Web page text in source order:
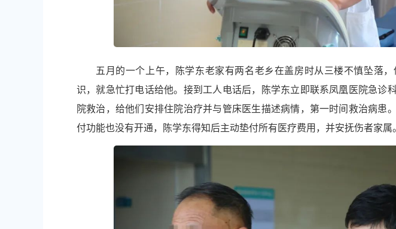
五月的一个上午，陈学东老家有两名老乡在盖房时从三楼不慎坠落
识，就急忙打电话给他。接到工人电话后，陈学东立即联系凤凰医院急诊
院救治，给他们安排住院治疗并与管床医生描述病情，第一时间救治病患
付功能也没有开通，陈学东得知后主动垫付所有医疗费用，并安抚伤者家属